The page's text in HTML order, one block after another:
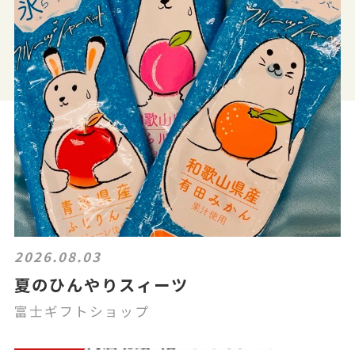
2026.08.03
夏のひんやりスィーツ
富士ギフトショップ